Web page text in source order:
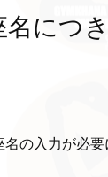
名につ
の入力が必要